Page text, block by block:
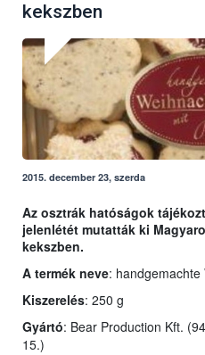
kekszben
2015. december 23, szerda
Az osztrák hatóságok
jelenlétét mutatták ki
kekszben.
A termék neve:
Kiszerelés: 250 g
Gyártó: Bear Production Kft.
15.)